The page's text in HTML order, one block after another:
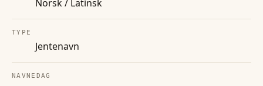
Norsk / Latinsk
TYPE
Jentenavn
NAVNEDAG